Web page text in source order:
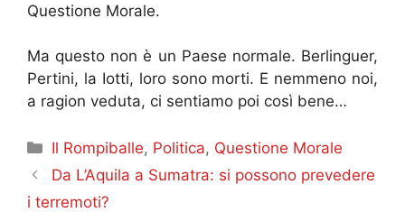
Questione Morale.
Ma questo non è un Paese normale. Berlinguer,
Pertini, la Iotti, loro sono morti. E nemmeno noi,
a ragion veduta, ci sentiamo poi così bene…
Categorie
Il Rompiballe, Politica, Questione Morale
Da L’Aquila a Sumatra: si possono prevedere
i terremoti?